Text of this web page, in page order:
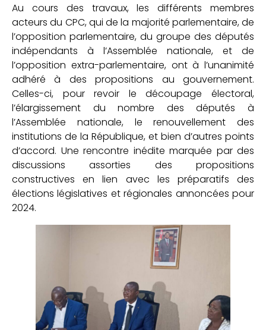
Au cours des travaux, les différents membres
acteurs du CPC, qui de la majorité parlementaire, de
l’opposition parlementaire, du groupe des députés
indépendants à l’Assemblée nationale, et de
l’opposition extra-parlementaire, ont à l’unanimité
adhéré à des propositions au gouvernement.
Celles-ci, pour revoir le découpage électoral,
l’élargissement du nombre des députés à
l’Assemblée nationale, le renouvellement des
institutions de la République, et bien d’autres points
d’accord. Une rencontre inédite marquée par des
discussions assorties des propositions
constructives en lien avec les préparatifs des
élections législatives et régionales annoncées pour
2024.